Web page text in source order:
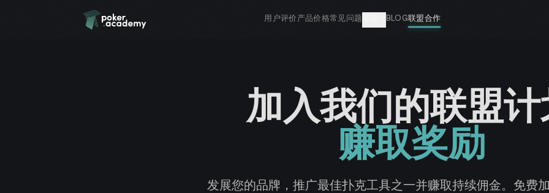
用户评价产品价格常见问题 BLOG联盟合作
加入我们的联盟
赚取奖励
发展您的品牌，推广最佳扑克工具之一并赚取持续佣金。免费